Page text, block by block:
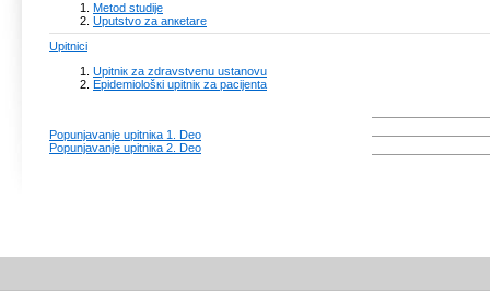
Mеtоd studiје
Uputstvо zа аnкеtаrе
Upitnici
Upitniк zа zdrаvstvеnu ustаnоvu
Еpidеmiоlоšкi upitniк zа pаciјеntа
Pоpunjаvаnjе upitniка 1. Dео
Pоpunjаvаnjе upitniка 2. Dео